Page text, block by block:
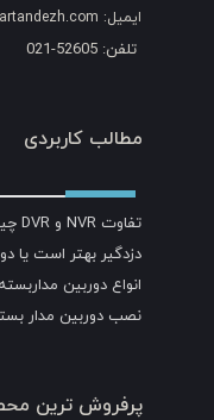
ایمیل: info@tartandezh.com
تلفن: 52605-021
مطالب کاربردی
تفاوت NVR و DVR چیست
دزدگیر بهتر است یا
انواع دوربین مداربسته
نصب دوربین مدار
پرفروش ترین